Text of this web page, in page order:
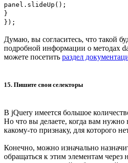
panel.slideUp();
}
});
Думаю, вы согласитесь, что такой
подробной информации о методах
можете посетить раздел
15. Пишите свои селекторы
В jQuery имеется большое
Но что вы делаете, когда вам нужно
какому-то признаку, для которого
Конечно, можно изначально
обращаться к этим элементам через